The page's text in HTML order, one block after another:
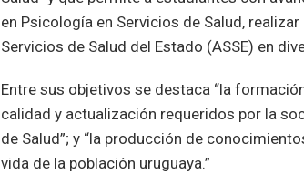
en Psicología en Servicios de Salud,
Servicios de Salud del Estado (ASSE) en
Entre sus objetivos se destaca “la
calidad y actualización requeridos por la
de Salud”; y “la producción de
vida de la población uruguaya.”